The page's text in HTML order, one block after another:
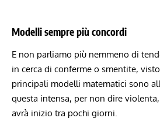
Modelli sempre più concordi
E non parliamo più nemmeno di
in cerca di conferme o smentite,
principali modelli matematici sono
questa intensa, per non dire
avrà inizio tra pochi giorni.